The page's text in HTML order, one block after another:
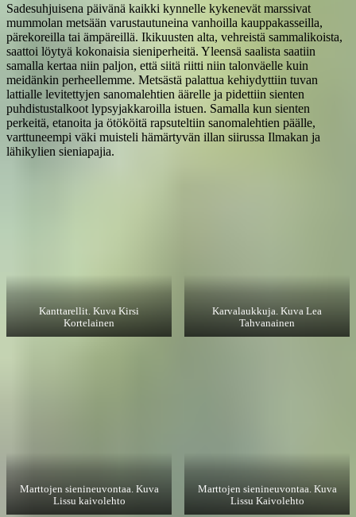
Sadesuhjuisena päivänä kaikki kynnelle kykenevät marssivat
mummolan metsään varustautuneina vanhoilla kauppakasseilla,
pärekoreilla tai ämpäreillä. Ikikuusten alta, vehreistä sammalikoista,
saattoi löytyä kokonaisia sieniperheitä. Yleensä saalista saatiin
samalla kertaa niin paljon, että siitä riitti niin talonväelle kuin
meidänkin perheellemme. Metsästä palattua kehiydyttiin tuvan
lattialle levitettyjen sanomalehtien äärelle ja pidettiin sienten
puhdistustalkoot lypsyjakkaroilla istuen. Samalla kun sienten
perkeitä, etanoita ja ötököitä rapsuteltiin sanomalehtien päälle,
varttuneempi väki muisteli hämärtyvän illan siirussa Ilmakan ja
lähikylien sieniapajia.
Kanttarellit. Kuva Kirsi
Kortelainen
Karvalaukkuja. Kuva Lea
Tahvanainen
Marttojen sienineuvontaa. Kuva
Lissu kaivolehto
Marttojen sienineuvontaa. Kuva
Lissu Kaivolehto